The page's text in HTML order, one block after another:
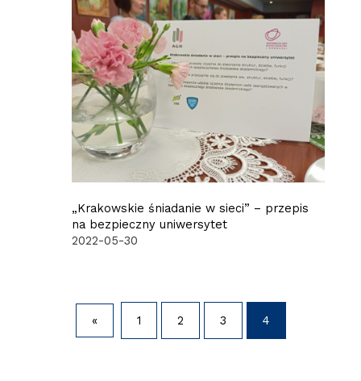
„Krakowskie śniadanie w sieci” – przepis
na bezpieczny uniwersytet
2022-05-30
« 1 2 3 4